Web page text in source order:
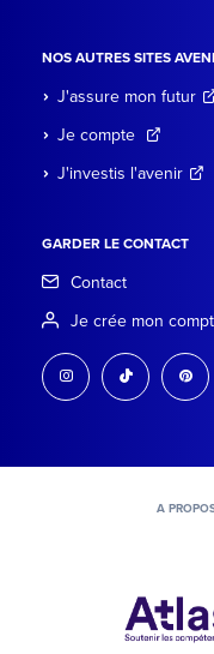
NOS AUTRES SITES
J'assure mon futur
Je compte
J'investis l'avenir
GARDER LE CONTACT
Contact
Je crée mon
instagram tiktok
A